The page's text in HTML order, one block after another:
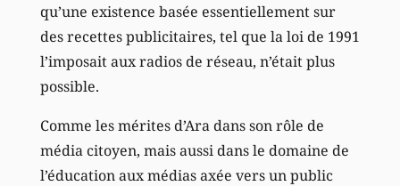
qu’une existence basée essentiellement sur
des recettes publicitaires, tel que la loi de 1991
l’imposait aux radios de réseau, n’était plus
possible.
Comme les mérites d’Ara dans son rôle de
média citoyen, mais aussi dans le domaine de
l’éducation aux médias axée vers un public